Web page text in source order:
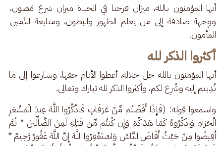
أيها المؤمنون بالله، ميزان فرحنا في الحياة ميزان شرع مَصون،
ووِجهة صادقة إلى من يعلم الظهور والبطون، ومتابعة للأمين
المأمون.
أكثروا الذكر لله
أيها المؤمنون بالله جل جلاله، أعطوا الأيام حقها، وسارعوا إلى ما
نُدِبتم إليه وشُرِع لكم، وأكثروا الذكر لله تبارك وتعالى.
واسمعوا قوله: (فَإِذَا أَفَضْتُم مِّنْ عَرَفَاتٍ فَاذْكُرُوا اللَّهَ عِندَ الْمَشْعَرِ
الْحَرَامِ وَاذْكُرُوهُ كَمَا هَدَاكُمْ وَإِن كُنتُم مِّن قَبْلِهِ لَمِنَ الضَّالِّينَ * ثُمَّ
أَفِيضُوا مِنْ حَيْثُ أَفَاضَ النَّاسُ وَاسْتَغْفِرُوا اللَّهَ إِنَّ اللَّهَ غَفُورٌ رَّحِيمٌ *